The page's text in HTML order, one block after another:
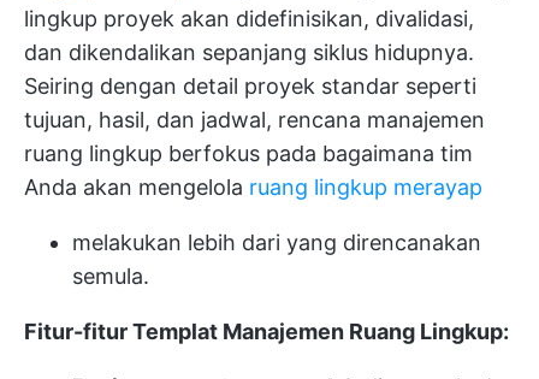
lingkup proyek akan didefinisikan, divalidasi,
dan dikendalikan sepanjang siklus hidupnya.
Seiring dengan detail proyek standar seperti
tujuan, hasil, dan jadwal, rencana manajemen
ruang lingkup berfokus pada bagaimana tim
Anda akan mengelola ruang lingkup merayap
melakukan lebih dari yang direncanakan
semula.
Fitur-fitur Templat Manajemen Ruang Lingkup: